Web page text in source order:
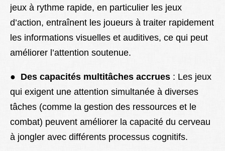
jeux à rythme rapide, en particulier les jeux
d’action, entraînent les joueurs à traiter rapidement
les informations visuelles et auditives, ce qui peut
améliorer l’attention soutenue.
● Des capacités multitâches accrues : Les jeux
qui exigent une attention simultanée à diverses
tâches (comme la gestion des ressources et le
combat) peuvent améliorer la capacité du cerveau
à jongler avec différents processus cognitifs.